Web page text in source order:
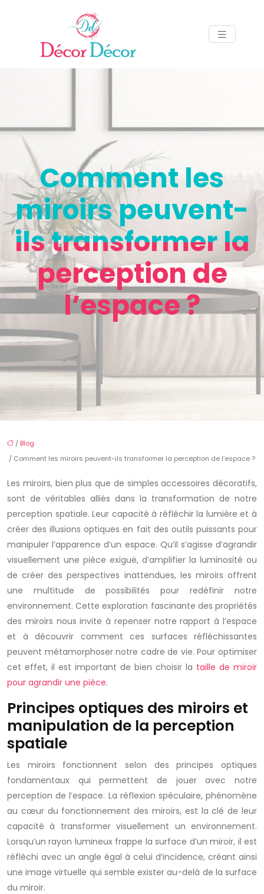
Comment les
miroirs peuvent-
ils transformer la
perception de
l’espace ?
/ Blog
/ Comment les miroirs peuvent-ils transformer la perception de l’espace ?
Les miroirs, bien plus que de simples accessoires décoratifs,
sont de véritables alliés dans la transformation de notre
perception spatiale. Leur capacité à réfléchir la lumière et à
créer des illusions optiques en fait des outils puissants pour
manipuler l’apparence d’un espace. Qu’il s’agisse d’agrandir
visuellement une pièce exiguë, d’amplifier la luminosité ou
de créer des perspectives inattendues, les miroirs offrent
une multitude de possibilités pour redéfinir notre
environnement. Cette exploration fascinante des propriétés
des miroirs nous invite à repenser notre rapport à l’espace
et à découvrir comment ces surfaces réfléchissantes
peuvent métamorphoser notre cadre de vie. Pour optimiser
cet effet, il est important de bien choisir la taille de miroir
pour agrandir une pièce.
Principes optiques des miroirs et
manipulation de la perception
spatiale
Les miroirs fonctionnent selon des principes optiques
fondamentaux qui permettent de jouer avec notre
perception de l’espace. La réflexion spéculaire, phénomène
au cœur du fonctionnement des miroirs, est la clé de leur
capacité à transformer visuellement un environnement.
Lorsqu’un rayon lumineux frappe la surface d’un miroir, il est
réfléchi avec un angle égal à celui d’incidence, créant ainsi
une image virtuelle qui semble exister au-delà de la surface
du miroir.